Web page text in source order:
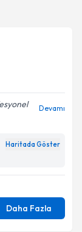
Devamı
Haritada Göster
Daha Fazla